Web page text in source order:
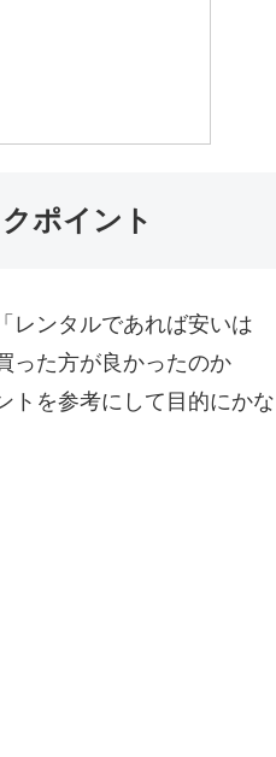
ポイント
レンタルであれば安いは
った方が良かったのか
トを参考にして目的にかな